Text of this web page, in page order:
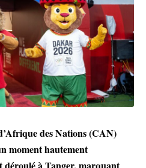
des Nations (CAN)
moment hautement
déroulé à Tanger, marquant